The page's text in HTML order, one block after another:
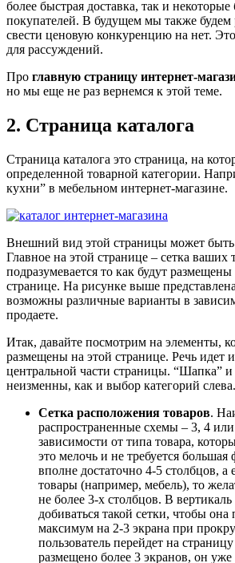
более быстрая доставка, так и
покупателей. В будущем мы также будем
свести ценовую конкуренцию на нет.
для рассуждений.
Про главную страницу интернет-
но мы еще не раз вернемся к этой теме.
2. Страница каталога
Страница каталога это страница, на
определенной товарной категории.
кухни” в мебельном интернет-магазине.
Внешний вид этой страницы может
Главное на этой странице – сетка ваших
подразумевается то как будут
странице. На рисунке выше
возможны различные варианты в
продаете.
Итак, давайте посмотрим на элементы,
размещены на этой странице. Речь идет
центральной части страницы. “Шапка” и
неизменны, как и выбор категорий слева.
Сетка расположения товаров.
распространенные схемы – 3, 4
зависимости от типа товара,
это мелочь и не требуется большая
вполне достаточно 4-5 столбцов, а
товары (например, мебель), то
не более 3-х столбцов. В вертикаль
добиваться такой сетки, чтобы она
максимум на 2-3 экрана при
пользователь перейдет на
размещено более 3 экранов, он уже